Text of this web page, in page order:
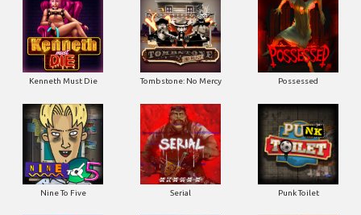
Kenneth Must Die Tombstone: No Mercy Possessed
Nine To Five Serial Punk Toilet